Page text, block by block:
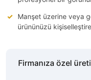
Manşet üzerine veya
ürününüzü
Firmanıza özel